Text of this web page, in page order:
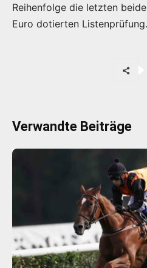
Reihenfolge die letzten
Euro dotierten Listenprüfung.
Verwandte Beiträge